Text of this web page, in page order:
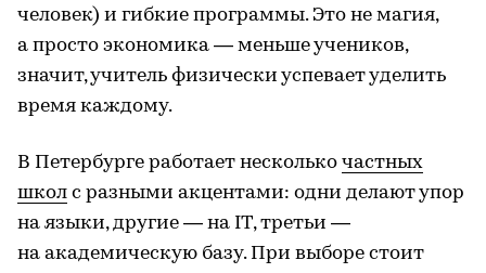
человек) и гибкие программы. Это не магия,
а просто экономика — меньше учеников,
значит, учитель физически успевает уделить
время каждому.
В Петербурге работает несколько частных
школ с разными акцентами: одни делают упор
на языки, другие — на IT, третьи —
на академическую базу. При выборе стоит